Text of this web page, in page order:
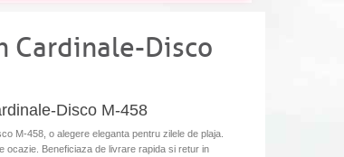
Cardinale-Disco
Disco M-458
M-458, o alegere eleganta pentru zilele de plaja.
ocazie. Beneficiaza de livrare rapida si retur in